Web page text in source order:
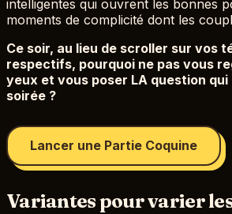
intelligentes qui ouvrent les bonnes
moments de complicité dont les
Ce soir, au lieu de scroller sur vos
respectifs, pourquoi ne pas vous
yeux et vous poser LA question
soirée ?
Lancer une Partie Coquine
Variantes pour varier